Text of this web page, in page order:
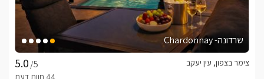
שרדונה- Chardonnay
/5
צימר בצפון, עין יעקב